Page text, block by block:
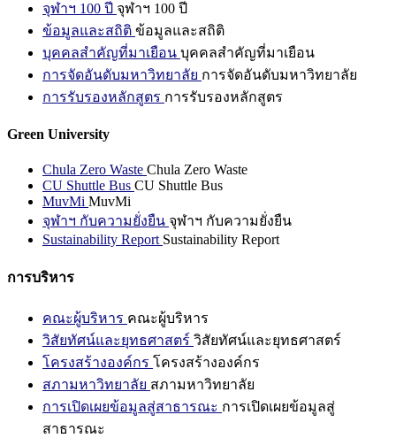
จุฬาฯ 100 ปี จุฬาฯ 100 ปี
ข้อมูลและสถิติ ข้อมูลและสถิติ
บุคคลสำคัญที่มาเยือน บุคคลสำคัญที่มาเยือน
การจัดอันดับมหาวิทยาลัย การจัดอันดับมหาวิทยาลัย
การรับรองหลักสูตร การรับรองหลักสูตร
Green University
Chula Zero Waste Chula Zero Waste
CU Shuttle Bus CU Shuttle Bus
MuvMi MuvMi
จุฬาฯ กับความยั่งยืน จุฬาฯ กับความยั่งยืน
Sustainability Report Sustainability Report
การบริหาร
คณะผู้บริหาร คณะผู้บริหาร
วิสัยทัศน์และยุทธศาสตร์ วิสัยทัศน์และยุทธศาสตร์
โครงสร้างองค์กร โครงสร้างองค์กร
สภามหาวิทยาลัย สภามหาวิทยาลัย
การเปิดเผยข้อมูลสู่สาธารณะ การเปิดเผยข้อมูลสู่
สาธารณะ